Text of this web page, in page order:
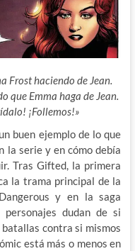
Frost haciendo de Jean.
que Emma haga de Jean.
¡Follemos!»
buen ejemplo de lo que
la serie y en cómo debía
Tras Gifted, la primera
la trama principal de la
y en la saga
dudan de si
contra si mismos
está más o menos en